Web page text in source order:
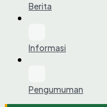
Berita
Informasi
Pengumuman